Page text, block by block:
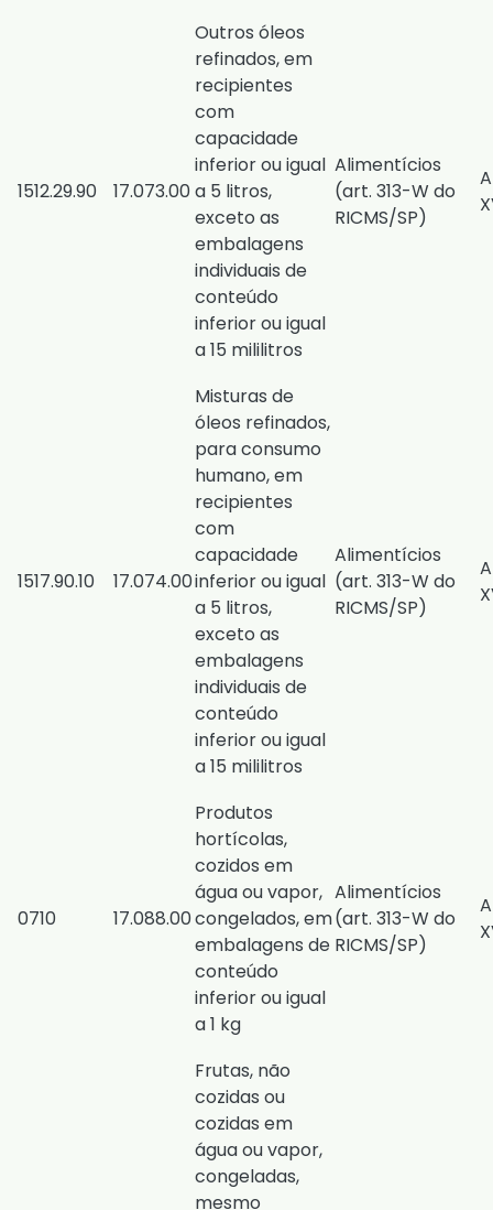
1512.29.90 17.073.00
Outros óleos
refinados, em
recipientes
com
capacidade
inferior ou igual
a 5 litros,
exceto as
embalagens
individuais de
conteúdo
inferior ou igual
a 15 mililitros
Alimentícios
(art. 313-W do
RICMS/SP)
1517.90.10 17.074.00
Misturas de
óleos refinados,
para consumo
humano, em
recipientes
com
capacidade
inferior ou igual
a 5 litros,
exceto as
embalagens
individuais de
conteúdo
inferior ou igual
a 15 mililitros
Alimentícios
(art. 313-W do
RICMS/SP)
0710 17.088.00
Produtos
hortícolas,
cozidos em
água ou vapor,
congelados, em
embalagens de
conteúdo
inferior ou igual
a 1 kg
Alimentícios
(art. 313-W do
RICMS/SP)
Frutas, não
cozidas ou
cozidas em
água ou vapor,
congeladas,
mesmo